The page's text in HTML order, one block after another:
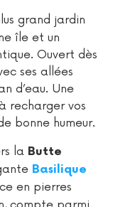
grand jardin
île et un
Ouvert dès
ses allées
d’eau. Une
recharger vos
bonne humeur.
la Butte
Basilique
en pierres